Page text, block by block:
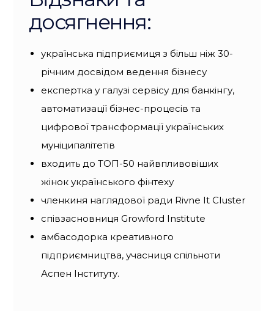
досягнення:
українська підприємиця з більш ніж 30-
річним досвідом ведення бізнесу
експертка у галузі сервісу для банкінгу,
автоматизації бізнес-процесів та
цифрової трансформації українських
муніципалітетів
входить до ТОП-50 найвпливовіших
жінок українського фінтеху
членкиня наглядової ради Rivne It Cluster
співзасновниця Growford Institute
амбасодорка креативного
підприємництва, учасниця спільноти
Аспен Інституту.